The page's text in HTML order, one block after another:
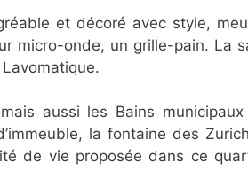
et décoré avec style,
micro-onde, un grille-pain. La
aussi les Bains
la fontaine des
de vie proposée dans ce